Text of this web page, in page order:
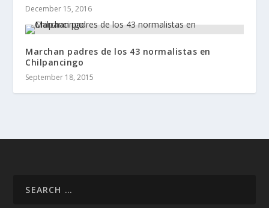
December 15, 2016
Marchan padres de los 43 normalistas en
Chilpancingo
September 18, 2015